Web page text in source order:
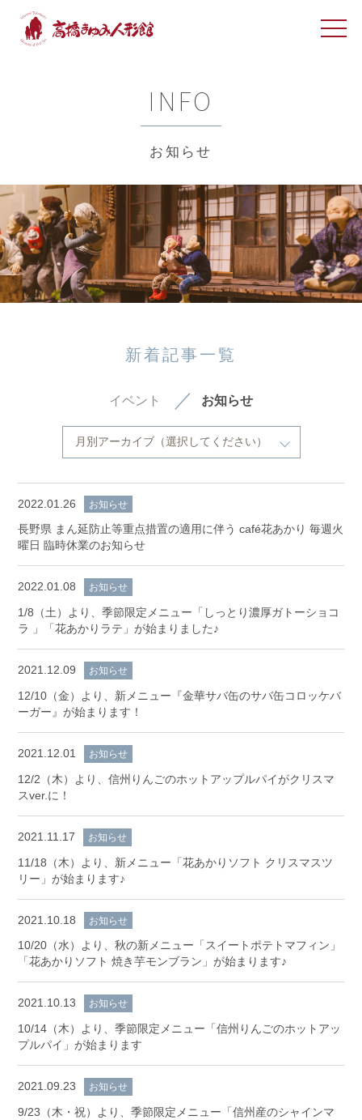
INFO
お知らせ
新着記事一覧
イベント お知らせ
2022.01.26 お知らせ
長野県 まん延防止等重点措置の適用に伴う café花あかり 毎週火
曜日 臨時休業のお知らせ
2022.01.08 お知らせ
1/8（土）より、季節限定メニュー「しっとり濃厚ガトーショコ
ラ 」「花あかりラテ」が始まりました♪
2021.12.09 お知らせ
12/10（金）より、新メニュー『金華サバ缶のサバ缶コロッケバ
ーガー』が始まります！
2021.12.01 お知らせ
12/2（木）より、信州りんごのホットアップルパイがクリスマ
スver.に！
2021.11.17 お知らせ
11/18（木）より、新メニュー「花あかりソフト クリスマスツ
リー」が始まります♪
2021.10.18 お知らせ
10/20（水）より、秋の新メニュー「スイートポテトマフィン」
「花あかりソフト 焼き芋モンブラン」が始まります♪
2021.10.13 お知らせ
10/14（木）より、季節限定メニュー「信州りんごのホットアッ
プルパイ」が始まります
2021.09.23 お知らせ
9/23（木・祝）より、季節限定メニュー「信州産のシャインマ